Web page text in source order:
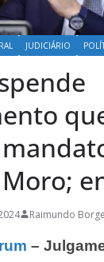
JUDICIÁRIO
Raimundo
–